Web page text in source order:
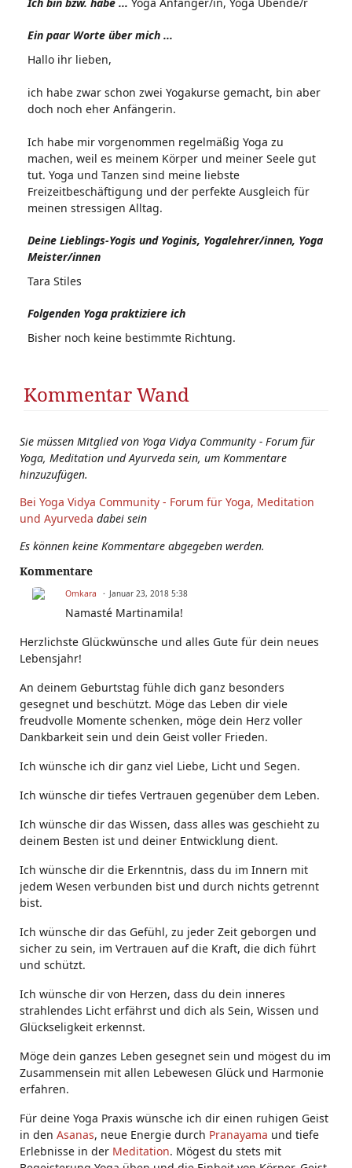
Ein paar Worte über mich ...
Hallo ihr lieben,
ich habe zwar schon zwei Yogakurse gemacht, bin aber
doch noch eher Anfängerin.
Ich habe mir vorgenommen regelmäßig Yoga zu
machen, weil es meinem Körper und meiner Seele gut
tut. Yoga und Tanzen sind meine liebste
Freizeitbeschäftigung und der perfekte Ausgleich für
meinen stressigen Alltag.
Deine Lieblings-Yogis und Yoginis, Yogalehrer/innen, Yoga
Meister/innen
Tara Stiles
Folgenden Yoga praktiziere ich
Bisher noch keine bestimmte Richtung.
Kommentar Wand
Sie müssen Mitglied von Yoga Vidya Community - Forum für
Yoga, Meditation und Ayurveda sein, um Kommentare
hinzuzufügen.
Bei Yoga Vidya Community - Forum für Yoga, Meditation
und Ayurveda dabei sein
Es können keine Kommentare abgegeben werden.
Kommentare
Omkara Januar 23, 2018 5:38
Namasté Martinamila!
Herzlichste Glückwünsche und alles Gute für dein neues
Lebensjahr!
An deinem Geburtstag fühle dich ganz besonders
gesegnet und beschützt. Möge das Leben dir viele
freudvolle Momente schenken, möge dein Herz voller
Dankbarkeit sein und dein Geist voller Frieden.
Ich wünsche ich dir ganz viel Liebe, Licht und Segen.
Ich wünsche dir tiefes Vertrauen gegenüber dem Leben.
Ich wünsche dir das Wissen, dass alles was geschieht zu
deinem Besten ist und deiner Entwicklung dient.
Ich wünsche dir die Erkenntnis, dass du im Innern mit
jedem Wesen verbunden bist und durch nichts getrennt
bist.
Ich wünsche dir das Gefühl, zu jeder Zeit geborgen und
sicher zu sein, im Vertrauen auf die Kraft, die dich führt
und schützt.
Ich wünsche dir von Herzen, dass du dein inneres
strahlendes Licht erfährst und dich als Sein, Wissen und
Glückseligkeit erkennst.
Möge dein ganzes Leben gesegnet sein und mögest du im
Zusammensein mit allen Lebewesen Glück und Harmonie
erfahren.
Für deine Yoga Praxis wünsche ich dir einen ruhigen Geist
in den Asanas, neue Energie durch Pranayama und tiefe
Erlebnisse in der Meditation. Mögest du stets mit